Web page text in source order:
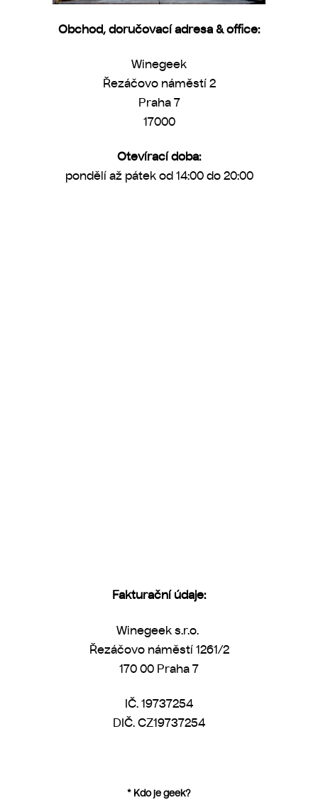
Obchod, doručovací adresa & office:
Winegeek
Řezáčovo náměstí 2
Praha 7
17000
Otevírací doba:
pondělí až pátek od 14:00 do 20:00
Fakturační údaje:
Winegeek s.r.o.
Řezáčovo náměstí 1261/2
170 00 Praha 7
IČ. 19737254
DIČ. CZ19737254
* Kdo je geek?